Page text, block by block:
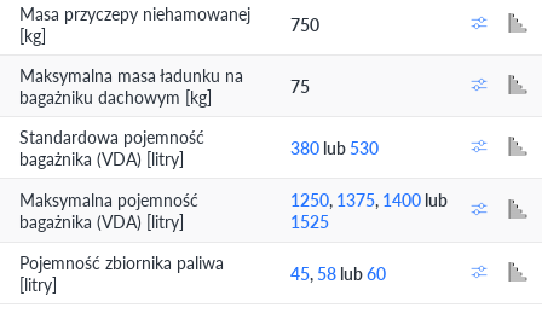
Masa przyczepy niehamowanej
[kg]
750
Maksymalna masa ładunku na
bagażniku dachowym [kg]
75
Standardowa pojemność
bagażnika (VDA) [litry]
380 lub 530
Maksymalna pojemność
bagażnika (VDA) [litry]
1250, 1375, 1400 lub
1525
Pojemność zbiornika paliwa
[litry]
45, 58 lub60